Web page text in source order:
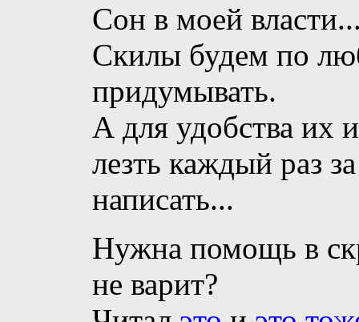
Сон в моей
Скилы будем по
придумывать.
А для удобства их
лезть каждый раз
написать...
Нужна помощь в
не варит?